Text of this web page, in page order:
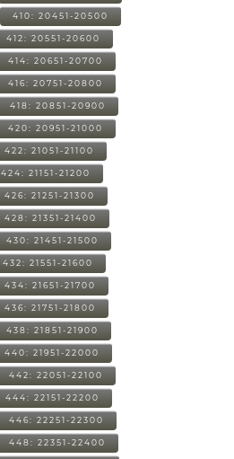
410: 20451-20500
412: 20551-20600
414: 20651-20700
416: 20751-20800
418: 20851-20900
420: 20951-21000
422: 21051-21100
424: 21151-21200
426: 21251-21300
428: 21351-21400
430: 21451-21500
432: 21551-21600
434: 21651-21700
436: 21751-21800
438: 21851-21900
440: 21951-22000
442: 22051-22100
444: 22151-22200
446: 22251-22300
448: 22351-22400